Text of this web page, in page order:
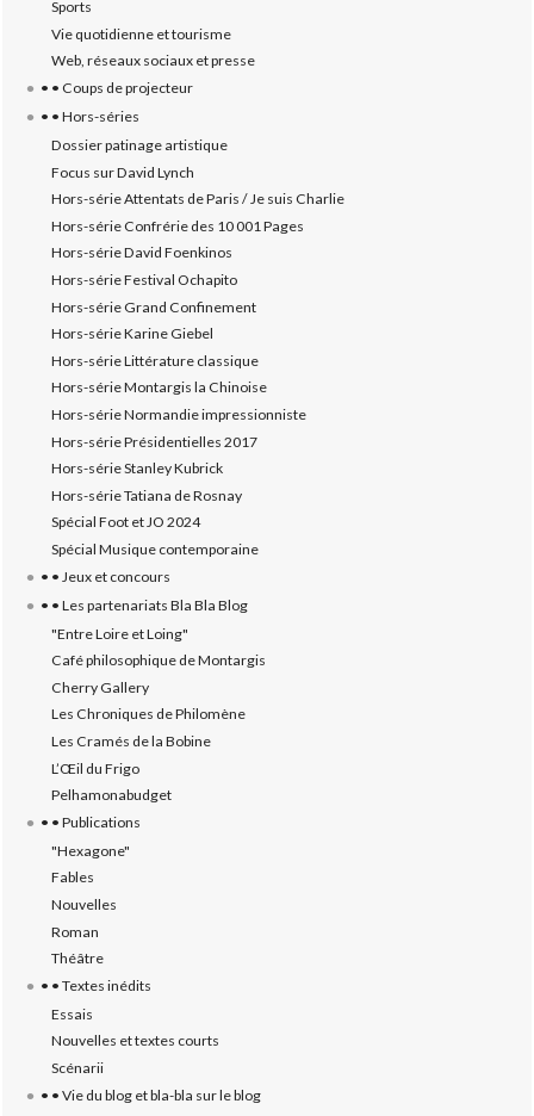
Sports
Vie quotidienne et tourisme
Web, réseaux sociaux et presse
• • Coups de projecteur
• • Hors-séries
Dossier patinage artistique
Focus sur David Lynch
Hors-série Attentats de Paris / Je suis Charlie
Hors-série Confrérie des 10 001 Pages
Hors-série David Foenkinos
Hors-série Festival Ochapito
Hors-série Grand Confinement
Hors-série Karine Giebel
Hors-série Littérature classique
Hors-série Montargis la Chinoise
Hors-série Normandie impressionniste
Hors-série Présidentielles 2017
Hors-série Stanley Kubrick
Hors-série Tatiana de Rosnay
Spécial Foot et JO 2024
Spécial Musique contemporaine
• • Jeux et concours
• • Les partenariats Bla Bla Blog
"Entre Loire et Loing"
Café philosophique de Montargis
Cherry Gallery
Les Chroniques de Philomène
Les Cramés de la Bobine
L’‎Œil du Frigo
Pelhamonabudget
• • Publications
"Hexagone"
Fables
Nouvelles
Roman
Théâtre
• • Textes inédits
Essais
Nouvelles et textes courts
Scénarii
• • Vie du blog et bla-bla sur le blog